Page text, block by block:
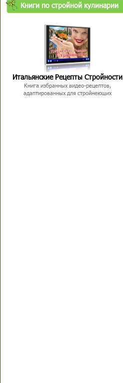
Книги по стройной кулинарии
Итальянские Рецепты Стройности
Книга избранных видео-рецептов,
адаптированных для стройнеющих